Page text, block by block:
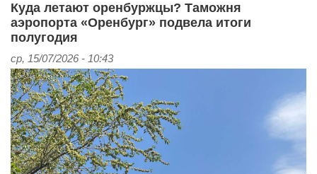
Куда летают оренбуржцы? Таможня
аэропорта «Оренбург» подвела итоги
полугодия
ср, 15/07/2026 - 10:43